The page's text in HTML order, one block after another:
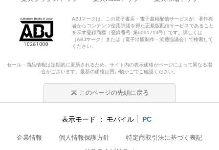
ABJマークは、この電子書店・電子書籍配信サービスが、著作権
者からコンテンツ使用許諾を得た正規版配信サービスであること
を示す登録商標（登録番号 第6091713号）です。詳しくは
［ABJマーク］または［電子出版制作・流通協議会］で検索して
ください。
セール・商品情報は定期的に更新されるため、サイト内の表示価格がページによって異なる場
合がございます。最新の価格は買い物かごでご確認ください。
このページの先頭に戻る
表示モード モバイル PC
企業情報 個人情報保護方針
特定商取引法に基づく表記